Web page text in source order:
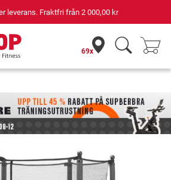
expert inom hemmaträning i 42 år
69x